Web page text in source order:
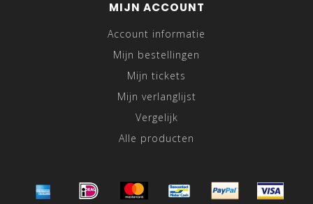
MIJN ACCOUNT
Account informatie
Mijn bestellingen
Mijn tickets
Mijn verlanglijst
Vergelijk
Alle producten